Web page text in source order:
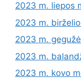
2023 m. liepos
2023 m.
2023 m.
2023 m.
2023 m. kovo